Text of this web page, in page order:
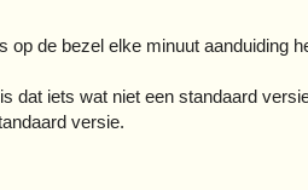
de bezel elke minuut aanduiding
dat iets wat niet een standaard
versie.